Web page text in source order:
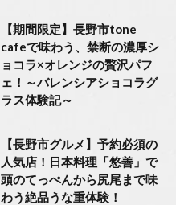
【期間限定】長野市tone
cafeで味わう、禁断の濃厚シ
ョコラ×オレンジの贅沢パフ
ェ！～バレンシアショコラグ
ラス体験記～
【長野市グルメ】予約必須の
人気店！日本料理「悠善」で
頭のてっぺんから尻尾まで味
わう絶品うな重体験！